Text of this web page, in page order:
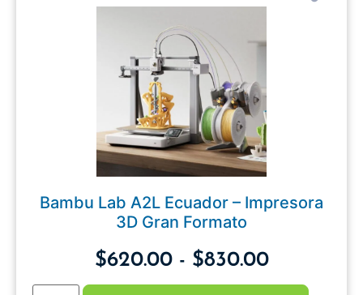
Bambu Lab A2L Ecuador – Impresora
3D Gran Formato
$620.00 - $830.00